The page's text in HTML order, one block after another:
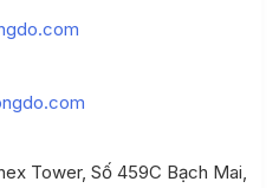
Tower, Số 459C Bạch Mai,